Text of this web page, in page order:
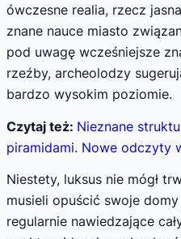
ówczesne realia, rzecz
znane nauce miasto
pod uwagę wcześniejsze
rzeźby, archeolodzy
bardzo wysokim poziomie.
Czytaj też: Nieznane
piramidami. Nowe odczyty
Niestety, luksus nie mógł
musieli opuścić swoje
regularnie nawiedzające